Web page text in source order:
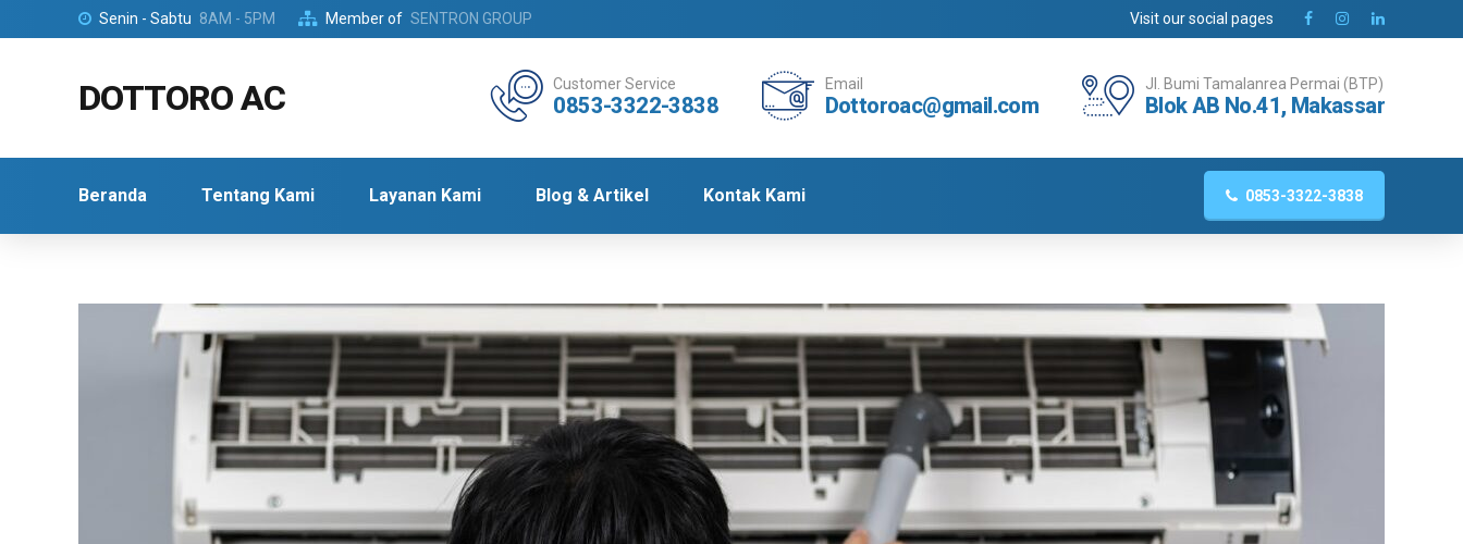
Senin - Sabtu 8AM - 5PM Member of SENTRON GROUP Visit our social pages
DOTTORO AC Customer Service
0853-3322-3838
Email
Dottoroac@gmail.com
Jl. Bumi Tamalanrea Permai (BTP)
Blok AB No.41, Makassar
0853-3322-3838
Beranda Tentang Kami Layanan Kami Blog & Artikel Kontak Kami